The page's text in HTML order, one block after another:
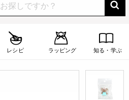
レシピ ラッピング 知る・学ぶ